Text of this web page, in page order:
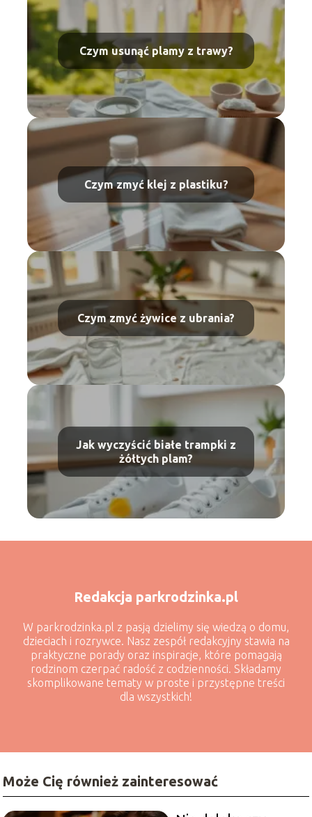
Czym usunąć plamy z trawy?
Czym zmyć klej z plastiku?
Czym zmyć żywice z ubrania?
Jak wyczyścić białe trampki z
żółtych plam?
Redakcja parkrodzinka.pl
W parkrodzinka.pl z pasją dzielimy się wiedzą o domu,
dzieciach i rozrywce. Nasz zespół redakcyjny stawia na
praktyczne porady oraz inspiracje, które pomagają
rodzinom czerpać radość z codzienności. Składamy
skomplikowane tematy w proste i przystępne treści
dla wszystkich!
Może Cię również zainteresować